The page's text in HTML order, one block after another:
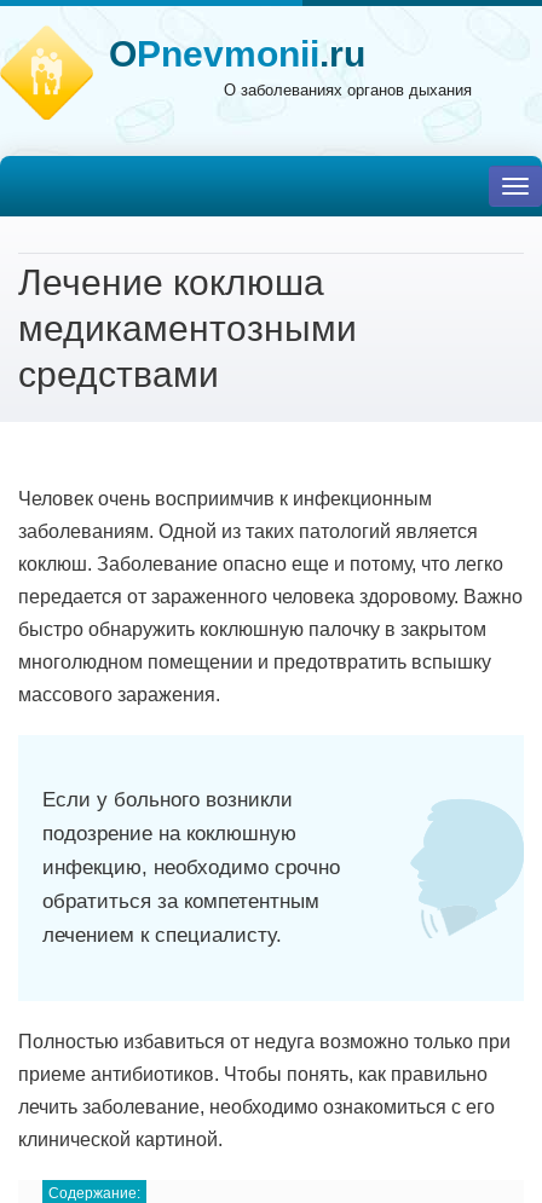
OPnevmonii.ru
О заболеваниях органов дыхания
Лечение коклюша
медикаментозными
средствами
Человек очень восприимчив к инфекционным
заболеваниям. Одной из таких патологий является
коклюш. Заболевание опасно еще и потому, что легко
передается от зараженного человека здоровому. Важно
быстро обнаружить коклюшную палочку в закрытом
многолюдном помещении и предотвратить вспышку
массового заражения.
Если у больного возникли
подозрение на коклюшную
инфекцию, необходимо срочно
обратиться за компетентным
лечением к специалисту.
Полностью избавиться от недуга возможно только при
приеме антибиотиков. Чтобы понять, как правильно
лечить заболевание, необходимо ознакомиться с его
клинической картиной.
Содержание: